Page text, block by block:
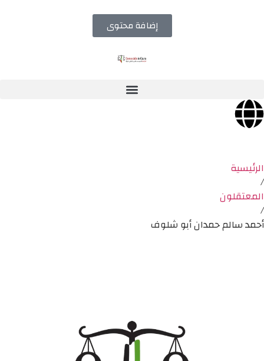
إضافة محتوى
الرئيسية
/
المعتقلون
/
أحمد سالم حمدان أبو شلوف